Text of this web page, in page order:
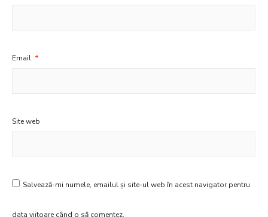
Email *
Site web
Salvează-mi numele, emailul și site-ul web în acest navigator pentru
data viitoare când o să comentez.